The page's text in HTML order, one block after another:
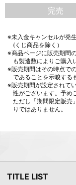
完売
※未入金キャンセルが発
(くじ商品を除く）
※商品ページに販売期間
も製造数によりご購入
※販売期間はその時点で
であることを示唆する
※販売期間が設定されて
性がございます。予め
ただし「期間限定販売
りではありません。
TITLE LIST